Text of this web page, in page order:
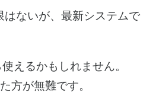
はないが、最新システムで
えるかもしれません。
方が無難です。